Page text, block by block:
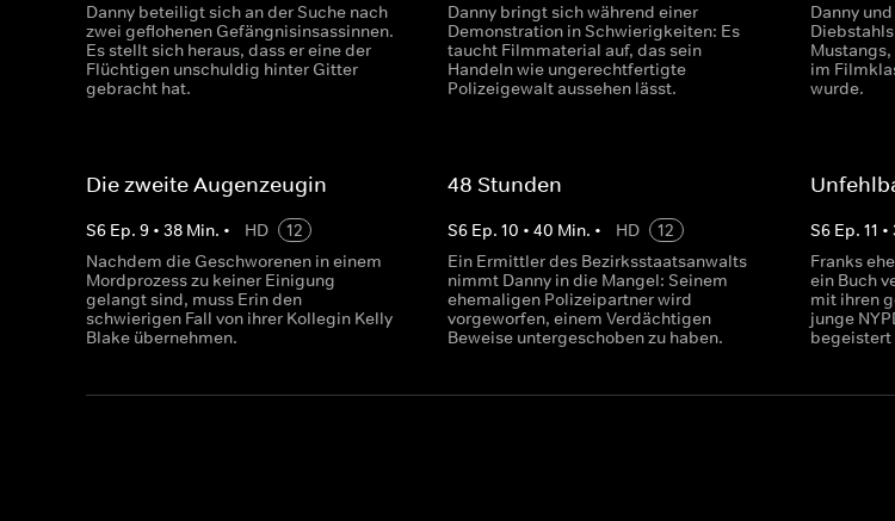
Danny beteiligt sich an der Suche nach
zwei geflohenen Gefängnisinsassinnen.
Es stellt sich heraus, dass er eine der
Flüchtigen unschuldig hinter Gitter
gebracht hat.
Danny bringt sich während einer
Demonstration in Schwierigkeiten: Es
taucht Filmmaterial auf, das sein
Handeln wie ungerechtfertigte
Polizeigewalt aussehen lässt.
Danny
im
wurde.
Die zweite Augenzeugin
S6 Ep. 9 • 38 Min. • HD
12
Nachdem die Geschworenen in einem
Mordprozess zu keiner Einigung
gelangt sind, muss Erin den
schwierigen Fall von ihrer Kollegin Kelly
Blake übernehmen.
48 Stunden
S6 Ep.10 •40 Min. • HD
12
Ein Ermittler des Bezirksstaatsanwalts
nimmt Danny in die Mangel: Seinem
ehemaligen Polizeipartner wird
vorgeworfen, einem Verdächtigen
Beweise untergeschoben zu haben.
S6 Ep. 11 •
Franks
ein Buch
mit ihren
junge
begeistert